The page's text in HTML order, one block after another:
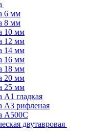
6 мм
8 мм
10 мм
12 мм
14 мм
16 мм
18 мм
20 мм
25 мм
А1 гладкая
А3 рифленая
А500С
двутавровая